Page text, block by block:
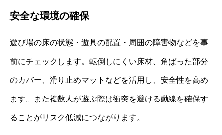
安全な環境の確保
遊び場の床の状態・遊具の配置・周囲の障害物などを事
前にチェックします。転倒しにくい床材、角ばった部分
のカバー、滑り止めマットなどを活用し、安全性を高め
ます。また複数人が遊ぶ際は衝突を避ける動線を確保す
ることがリスク低減につながります。